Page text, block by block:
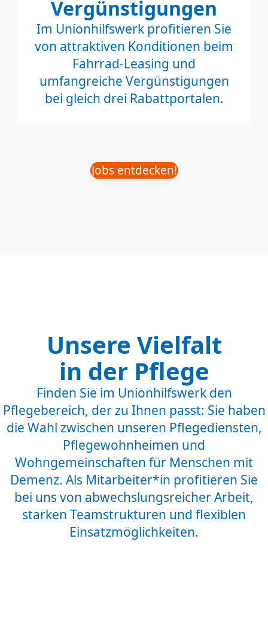
Vergünstigungen
Im Unionhilfswerk profitieren Sie
von attraktiven Konditionen beim
Fahrrad-Leasing und
umfangreiche Vergünstigungen
bei gleich drei Rabattportalen.
Jobs entdecken!
Unsere Vielfalt
in der Pflege
Finden Sie im Unionhilfswerk den
Pflegebereich, der zu Ihnen passt: Sie haben
die Wahl zwischen unseren Pflegediensten,
Pflegewohnheimen und
Wohngemeinschaften für Menschen mit
Demenz. Als Mitarbeiter*in profitieren Sie
bei uns von abwechslungsreicher Arbeit,
starken Teamstrukturen und flexiblen
Einsatzmöglichkeiten.